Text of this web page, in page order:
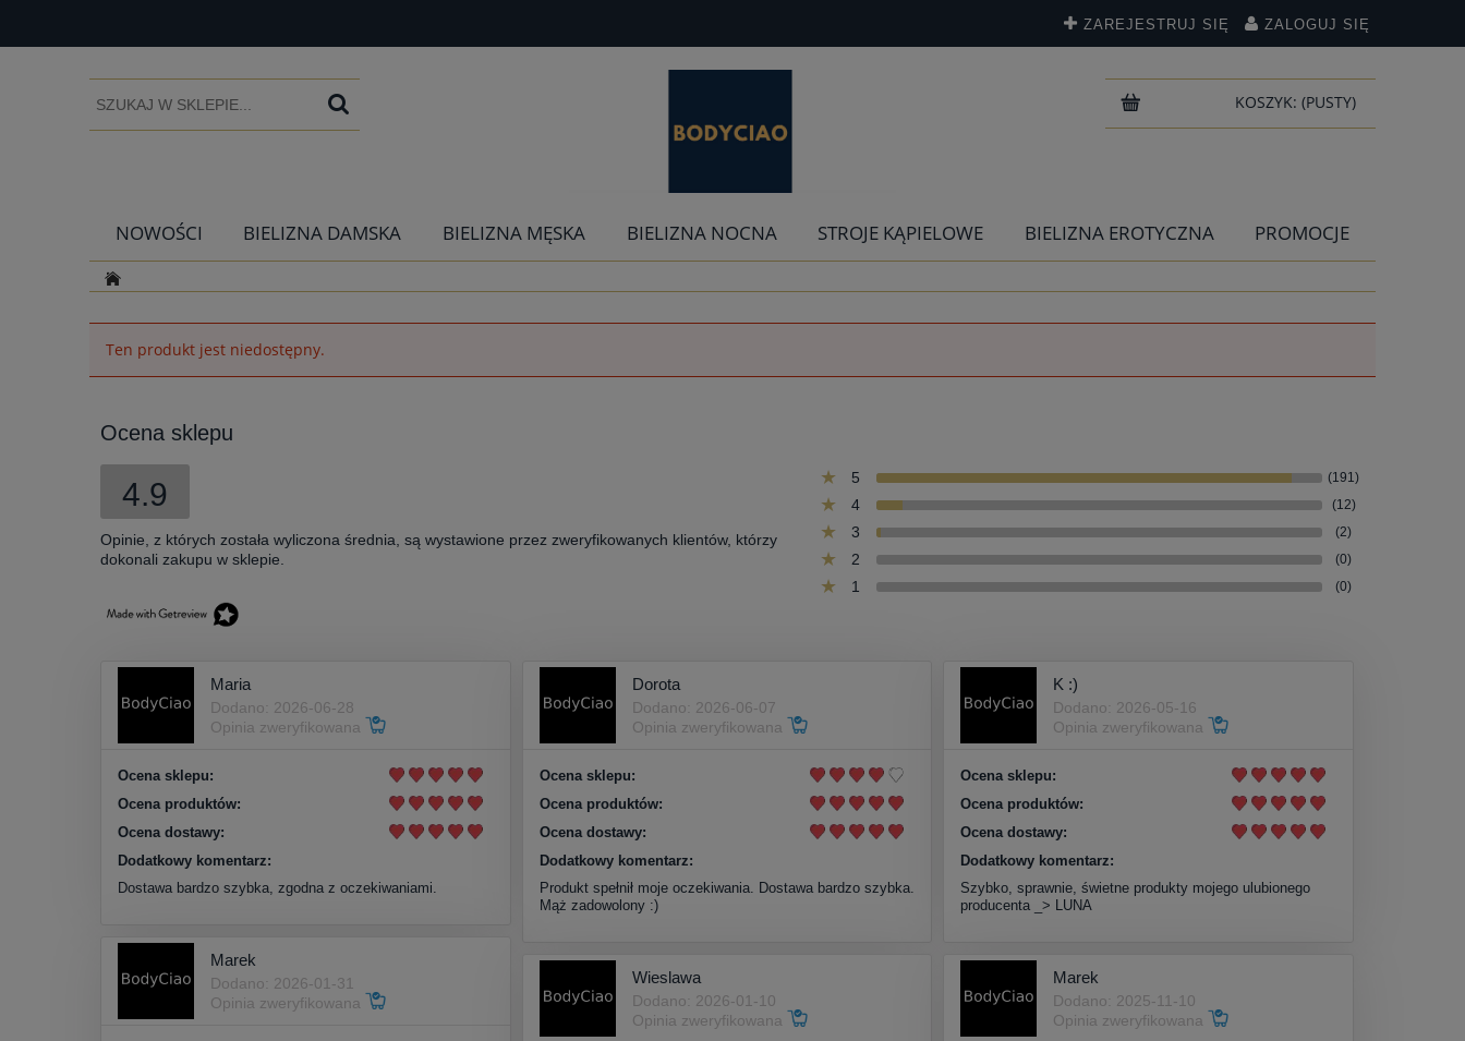
ZAREJESTRUJ SIĘ ZALOGUJ SIĘ
KOSZYK: (PUSTY)
NOWOŚCI BIELIZNA DAMSKA BIELIZNA MĘSKA BIELIZNA NOCNA STROJE KĄPIELOWE BIELIZNA EROTYCZNA PROMOCJE
Ten produkt jest niedostępny.
Ocena sklepu
4.9
Opinie, z których została wyliczona średnia, są wystawione przez zweryfikowanych klientów, którzy
dokonali zakupu w sklepie.
5 (191)
4 (12)
3 (2)
2 (0)
1 (0)
Maria
Dodano: 2026-06-28
Opinia zweryfikowana
Ocena sklepu:
Ocena produktów:
Ocena dostawy:
Dodatkowy komentarz:
Dostawa bardzo szybka, zgodna z oczekiwaniami.
Dorota
Dodano: 2026-06-07
Opinia zweryfikowana
Ocena sklepu:
Ocena produktów:
Ocena dostawy:
Dodatkowy komentarz:
Produkt spełnił moje oczekiwania. Dostawa bardzo szybka.
Mąż zadowolony :)
K :)
Dodano: 2026-05-16
Opinia zweryfikowana
Ocena sklepu:
Ocena produktów:
Ocena dostawy:
Dodatkowy komentarz:
Szybko, sprawnie, świetne produkty mojego ulubionego
producenta _> LUNA
Marek
Dodano: 2026-01-31
Opinia zweryfikowana
Wieslawa
Dodano: 2026-01-10
Opinia zweryfikowana
Marek
Dodano: 2025-11-10
Opinia zweryfikowana